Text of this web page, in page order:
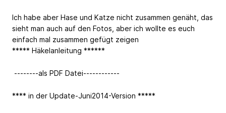
Ich habe aber Hase und Katze nicht zusammen genäht, das
sieht man auch auf den Fotos, aber ich wollte es euch
einfach mal zusammen gefügt zeigen
***** Häkelanleitung ******
--------als PDF Datei------------
**** in der Update-Juni2014-Version *****